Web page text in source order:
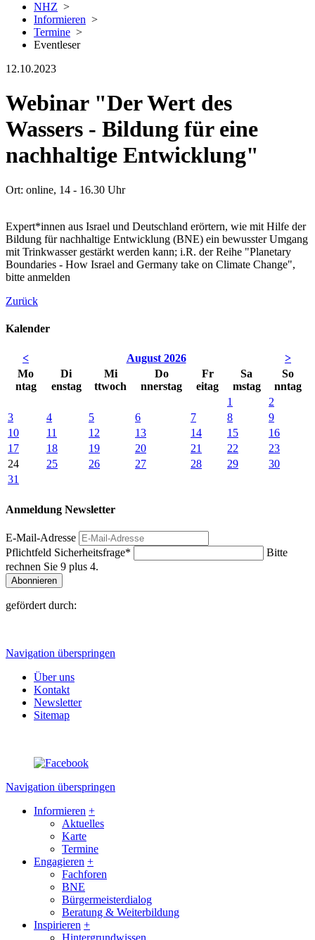
NHZ >
Informieren >
Termine >
Eventleser
12.10.2023
Webinar "Der Wert des
Wassers - Bildung für eine
nachhaltige Entwicklung"
Ort: online, 14 - 16.30 Uhr
Expert*innen aus Israel und Deutschland erörtern, wie mit Hilfe der
Bildung für nachhaltige Entwicklung (BNE) ein bewusster Umgang
mit Trinkwasser gestärkt werden kann; i.R. der Reihe "Planetary
Boundaries - How Israel and Germany take on Climate Change",
bitte anmelden
Zurück
Kalender
< August 2026
>
Mo
ntag
Di
enstag
Mi
ttwoch
Do
nnerstag
Fr
eitag
Sa
mstag
So
nntag
1
2
3
4 5 6 7 8
9
10
11 12 13 14 15
16
17
18 19 20 21 22
23
24
25 26 27 28 29
30
31
Anmeldung Newsletter
E-Mail-Adresse
Pflichtfeld Sicherheitsfrage*
Bitte
rechnen Sie 9 plus 4.
Abonnieren
gefördert durch:
Navigation überspringen
Über uns
Kontakt
Newsletter
Sitemap
Navigation überspringen
Informieren +
Aktuelles
Karte
Termine
Engagieren +
Fachforen
BNE
Bürgermeisterdialog
Beratung & Weiterbildung
Inspirieren +
Hintergrundwissen